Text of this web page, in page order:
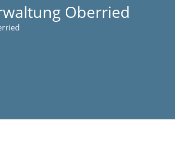
Oberried